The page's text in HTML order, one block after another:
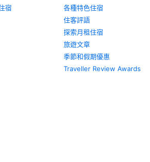
宿
各種特色住宿
住客評語
探索月租住宿
旅遊文章
季節和假期優惠
Traveller Review Awards